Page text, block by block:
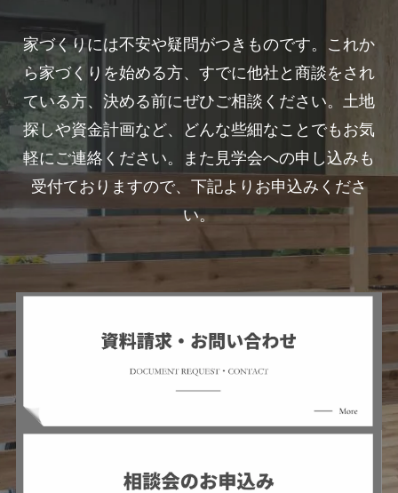
家づくりには不安や疑問がつきものです。これか
ら家づくりを始める方、すでに他社と商談をされ
ている方、決める前にぜひご相談ください。土地
探しや資金計画など、どんな些細なことでもお気
軽にご連絡ください。また見学会への申し込みも
受付ておりますので、下記よりお申込みくださ
い。